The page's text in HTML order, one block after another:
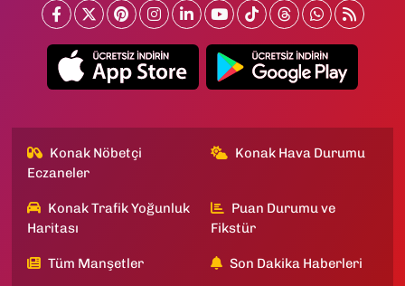
Konak Nöbetçi
Eczaneler
Konak Hava Durumu
Konak Trafik Yoğunluk
Haritası
Puan Durumu ve
Fikstür
Tüm Manşetler Son Dakika Haberleri